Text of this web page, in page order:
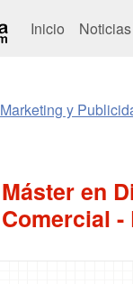
Inicio Noticias
Marketing y
Máster en
Comercial -